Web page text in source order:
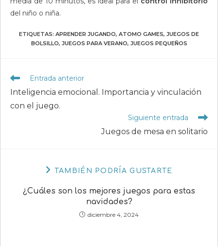
del niño o niña.
ETIQUETAS: APRENDER JUGANDO, ATOMO GAMES, JUEGOS DE
BOLSILLO, JUEGOS PARA VERANO, JUEGOS PEQUEÑOS
Leer
artículos
Entrada anterior
Inteligencia emocional. Importancia y vinculación
con el juego.
Siguiente entrada
Juegos de mesa en solitario
TAMBIÉN PODRÍA GUSTARTE
¿Cuáles son los mejores juegos para estas
navidades?
diciembre 4, 2024